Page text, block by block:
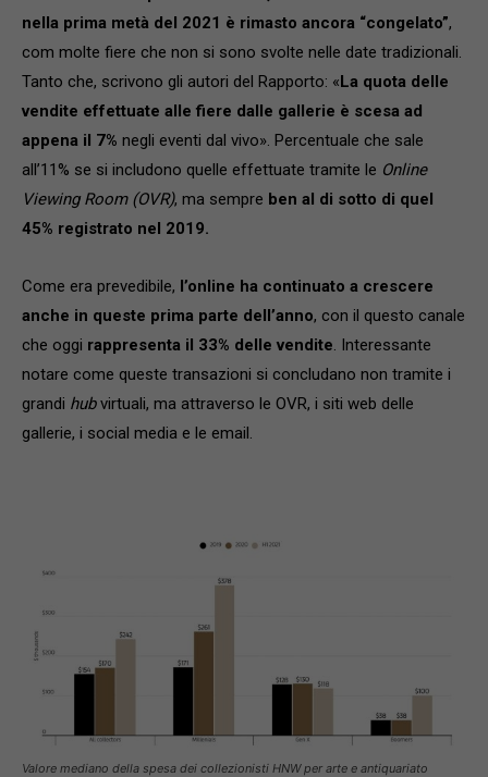
nella prima metà del 2021 è rimasto ancora “congelato”,
com molte fiere che non si sono svolte nelle date tradizionali.
Tanto che, scrivono gli autori del Rapporto: «La quota delle
vendite effettuate alle fiere dalle gallerie è scesa ad
appena il 7% negli eventi dal vivo». Percentuale che sale
all’11% se si includono quelle effettuate tramite le Online
Viewing Room (OVR), ma sempre ben al di sotto di quel
45% registrato nel 2019.
Come era prevedibile, l’online ha continuato a crescere
anche in queste prima parte dell’anno, con il questo canale
che oggi rappresenta il 33% delle vendite . Interessante
notare come queste transazioni si concludano non tramite i
grandi hubvirtuali, ma attraverso le OVR, i siti web delle
gallerie, i social media e le email.
Valore mediano della spesa dei collezionisti HNW per arte e antiquariato